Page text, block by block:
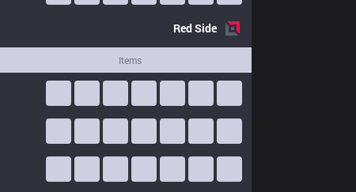
RedSide
Items